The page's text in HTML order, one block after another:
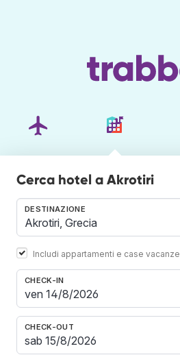
Cerca hotel a Akrotiri
DESTINAZIONE
Includi appartamenti e case vacanze
CHECK-IN
CHECK-OUT